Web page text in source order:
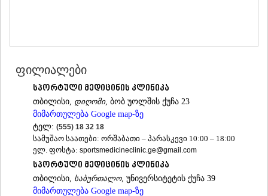
ᲖᲣᲒᲓᲘᲓᲘ
ᲛᲐᲠᲢᲕᲘᲚᲘ
ᲛᲔᲡᲢᲘᲐ
ᲡᲔᲜᲐᲙᲘ
ᲤᲝᲗᲘ
ᲩᲮᲝᲠᲝᲬᲧᲣ
ᲬᲐᲚᲔᲜᲯᲘᲮᲐ
ᲮᲝᲑᲘ
ᲐᲜᲐᲙᲚᲘᲐ
ᲯᲕᲐᲠᲘ
ᲡᲐᲛᲪᲮᲔ–ᲯᲐᲕᲐᲮᲔᲗᲘ
ფილიალები
სპორტული მედიცინის კლინიკა
თბილისი, დიღომი, ბობ უოლშის ქუჩა 23
მიმართულება Google map-ზე
ტელ: (555) 18 32 18
სამუშაო საათები: ორშაბათი – პარასკევი 10:00 – 18:00
ელ. ფოსტა: sportsmedicineclinic.ge@gmail.com
სპორტული მედიცინის კლინიკა
თბილისი, საბურთალო, უნივერსიტეტის ქუჩა 39
მიმართულება Google map-ზე